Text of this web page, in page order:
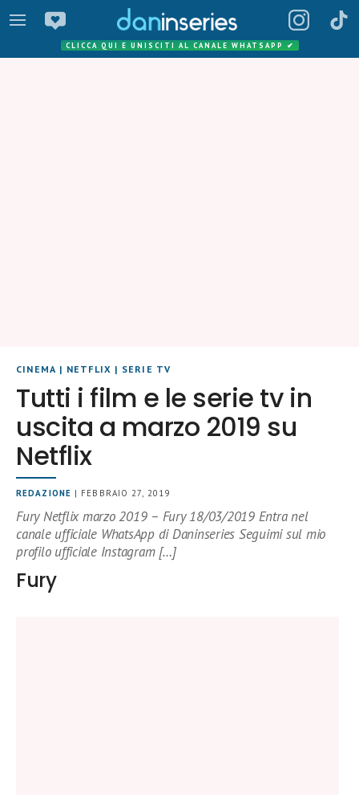
CLICCA QUI E UNISCITI AL CANALE WHATSAPP ✔
CINEMA | NETFLIX | SERIE TV
Tutti i film e le serie tv in
uscita a marzo 2019 su
Netflix
REDAZIONE | FEBBRAIO 27, 2019
Fury Netflix marzo 2019 – Fury 18/03/2019 Entra nel
canale ufficiale WhatsApp di Daninseries Seguimi sul mio
profilo ufficiale Instagram […]
Fury